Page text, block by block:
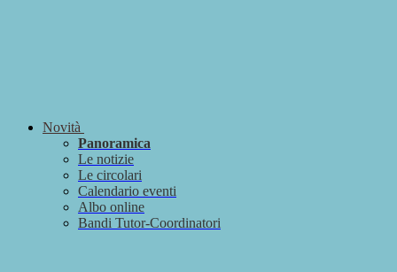
Novità
Panoramica
Le notizie
Le circolari
Calendario eventi
Albo online
Bandi Tutor-Coordinatori